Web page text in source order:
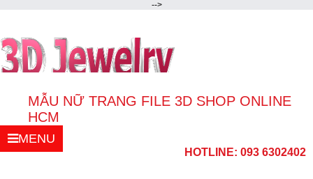
-->
MẪU NỮ TRANG FILE 3D SHOP ONLINE
HCM
HOTLINE: 093 6302402
MENU